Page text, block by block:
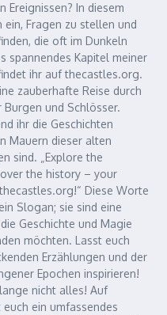
Ereignissen? In diesem
Fragen zu stellen und
die oft im Dunkeln
spannendes Kapitel meiner
ihr auf thecastles.org.
zauberhafte Reise durch
Burgen und Schlösser.
ihr die Geschichten
Mauern dieser alten
sind. „Explore the
the history – your
Diese Worte
Slogan; sie sind eine
Geschichte und Magie
möchten. Lasst euch
Erzählungen und der
Epochen inspirieren!
nicht alles! Auf
ein umfassendes